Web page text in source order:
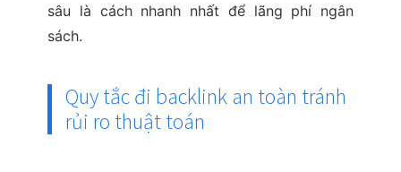
sâu là cách nhanh nhất để lãng phí ngân
sách.
Quy tắc đi backlink an toàn tránh
rủi ro thuật toán